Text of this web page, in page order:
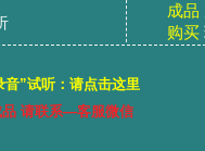
成品
购买
音”试听：请点击这里
品 请联系—客服微信